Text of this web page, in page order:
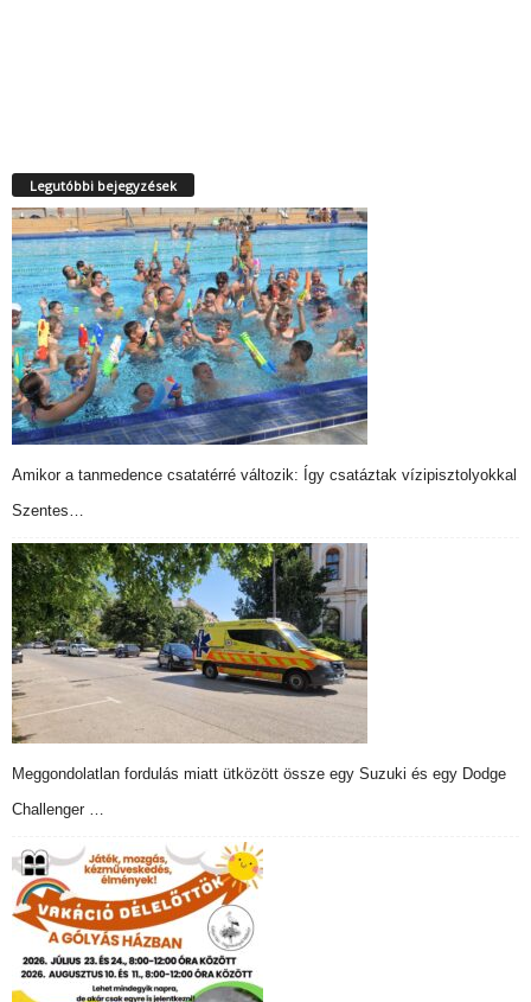
Legutóbbi bejegyzések
Amikor a tanmedence csatatérré változik: Így csatáztak vízipisztolyokkal
Szentes…
Meggondolatlan fordulás miatt ütközött össze egy Suzuki és egy Dodge
Challenger …